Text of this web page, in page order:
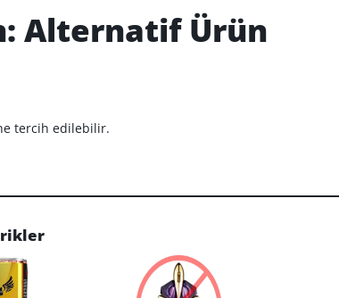
Alternatif Ürün
tercih edilebilir.